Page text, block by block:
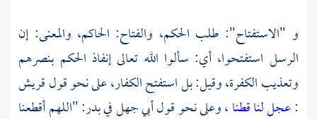
و "الاستفتاح": طلب الحكم، والفتاح: الحاكم، والمعنى: إن
الرسل استفتحوا، أي: سألوا الله تعالى إنفاذ الحكم بنصرهم
وتعذيب الكفرة، وقيل: بل استفتح الكفار، على نحو قولقريش
:عجل لنا قطنا، وعلى نحو قولأبي جهلفيبدر:"اللهم أقطعنا